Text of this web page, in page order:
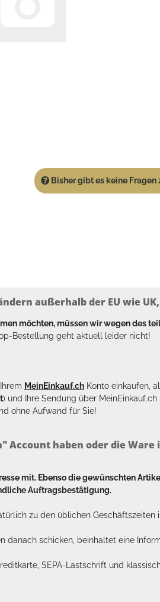
Bisher gibt es keine
außerhalb der EU wie
möchten, müssen wir wegen des
Bestellung geht aktuell leider nicht!
MeinEinkauf.ch Konto einkaufen,
) und Ihre Sendung über
ohne Aufwand für Sie!
haben oder die Ware
mit. Ebenso die gewünschten
Auftragsbestätigung.
zu den üblichen Geschäftszeiten
schicken, beinhaltet eine
SEPA-Lastschrift und